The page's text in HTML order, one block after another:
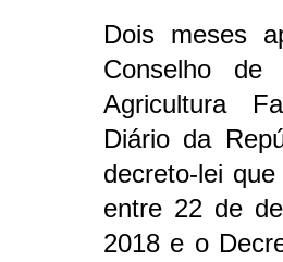
Dois meses
Conselho
Agricultura
Diário da
decreto-lei
entre 22 de
2018 e o